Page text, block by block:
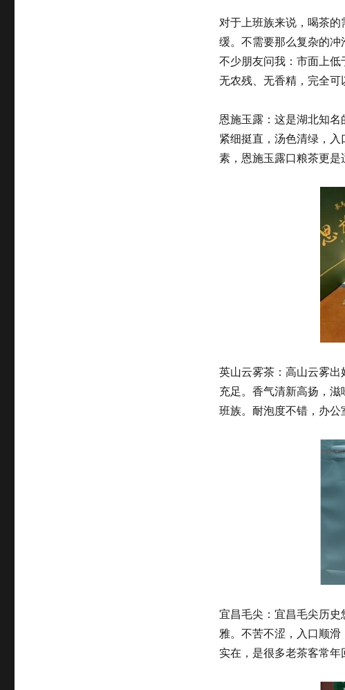
对于上班族来说，喝茶
缓。不需要那么复杂的冲
不少朋友问我：市面上
无农残、无香精，完全可
恩施玉露：这是湖北知
紧细挺直，汤色清绿，
素，恩施玉露口粮茶更是
英山云雾茶：高山云雾
充足。香气清新高扬，
班族。耐泡度不错，办公
宜昌毛尖：宜昌毛尖历
雅。不苦不涩，入口顺
实在，是很多老茶客常年